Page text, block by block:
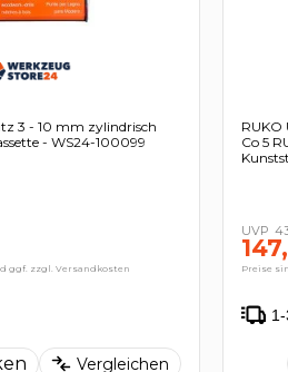
3 - 10 mm zylindrisch
- WS24-100099
ggf. zzgl. Versandkosten
Vergleichen
RUKO
Co 5
Preise